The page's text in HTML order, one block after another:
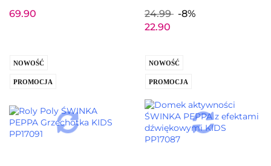
69.90
KIDS PP17090
24.99
-8%
22.90
NOWOŚĆ
PROMOCJA
NOWOŚĆ
PROMOCJA